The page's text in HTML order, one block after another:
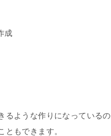
成
るような作りになっている
ともできます。